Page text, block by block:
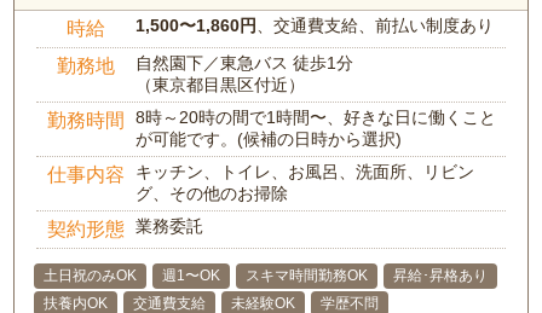
時給 1,500〜1,860円 、交通費支給、前払い制度あり
勤務地
自然園下／東急バス 徒歩1分
（東京都目黒区付近）
勤務時間
8時～20時の間で1時間〜、好きな日に働くこと
が可能です。(候補の日時から選択)
仕事内容
キッチン、トイレ、お風呂、洗面所、リビン
グ、その他のお掃除
契約形態 業務委託
土日祝のみOK 週1〜OK スキマ時間勤務OK
昇給･昇格あり
扶養内OK
交通費支給 未経験OK
学歴不問